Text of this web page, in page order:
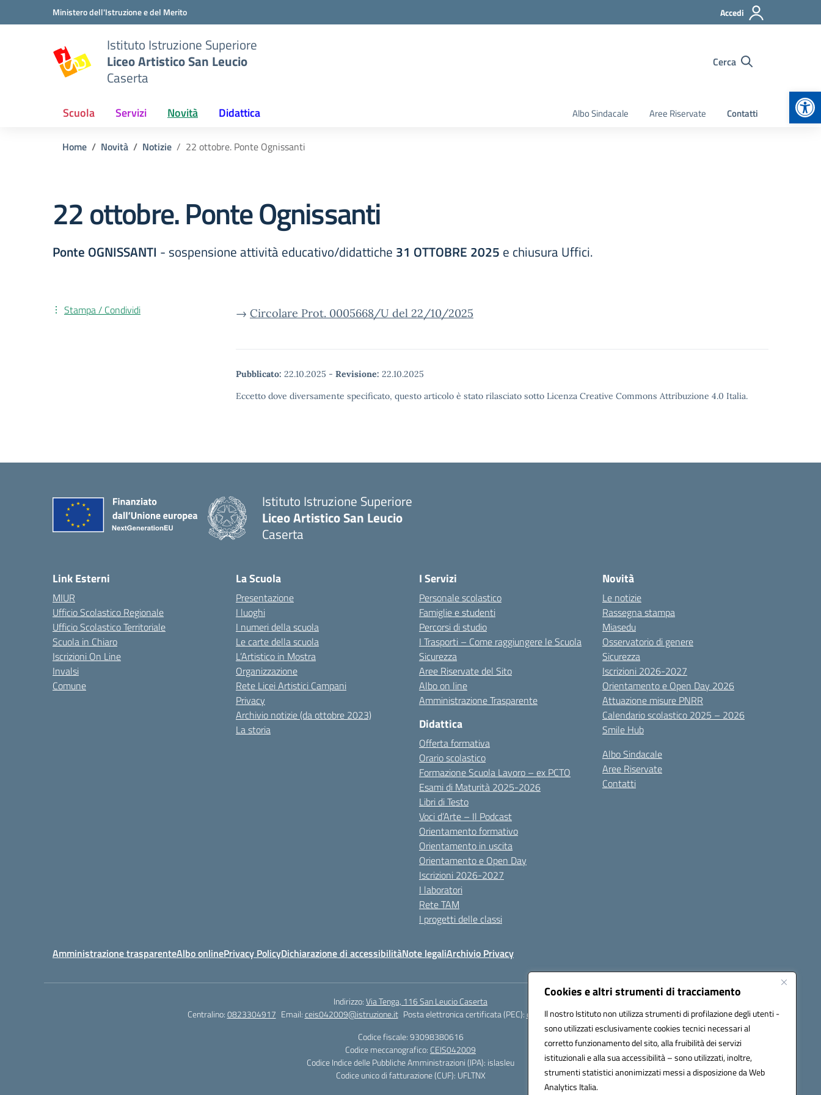
Cookies e altri strumenti di tracciamento
Il nostro Istituto non utilizza strumenti di profilazione degli utenti -
sono utilizzati esclusivamente cookies tecnici necessari al
corretto funzionamento del sito, alla fruibilità dei servizi
istituzionali e alla sua accessibilità – sono utilizzati, inoltre,
strumenti statistici anonimizzati messi a disposizione da Web
Analytics Italia.
Vai ai contenuti
Vai al menu di navigazioneMinistero dell'Istruzione e del Merito Accedi
Istituto Istruzione Superiore
Liceo Artistico San Leucio
Caserta
Cerca
Scuola Servizi Novità Didattica Albo Sindacale Aree Riservate Contatti
Home Novità Notizie 22 ottobre. Ponte Ognissanti
22 ottobre. Ponte Ognissanti
Ponte OGNISSANTI - sospensione attività educativo/didattiche 31 OTTOBRE 2025 e chiusura Uffici.
→ Circolare Prot. 0005668/U del 22/10/2025
Pubblicato: 22.10.2025 - Revisione: 22.10.2025
Eccetto dove diversamente specificato, questo articolo è stato rilasciato sotto Licenza Creative Commons Attribuzione 4.0 Italia.
Stampa / Condividi
Istituto Istruzione Superiore
Liceo Artistico San Leucio
Caserta
Link Esterni
MIUR
Ufficio Scolastico Regionale
Ufficio Scolastico Territoriale
Scuola in Chiaro
Iscrizioni On Line
Invalsi
Comune
La Scuola
Presentazione
I luoghi
I numeri della scuola
Le carte della scuola
L’Artistico in Mostra
Organizzazione
Rete Licei Artistici Campani
Privacy
Archivio notizie (da ottobre 2023)
La storia
I Servizi
Personale scolastico
Famiglie e studenti
Percorsi di studio
I Trasporti – Come raggiungere le Scuola
Sicurezza
Aree Riservate del Sito
Albo on line
Amministrazione Trasparente
Didattica
Offerta formativa
Orario scolastico
Formazione Scuola Lavoro – ex PCTO
Esami di Maturità 2025-2026
Libri di Testo
Voci d’Arte – Il Podcast
Orientamento formativo
Orientamento in uscita
Orientamento e Open Day
Iscrizioni 2026-2027
I laboratori
Rete TAM
I progetti delle classi
Novità
Le notizie
Rassegna stampa
Miasedu
Osservatorio di genere
Sicurezza
Iscrizioni 2026-2027
Orientamento e Open Day 2026
Attuazione misure PNRR
Calendario scolastico 2025 – 2026
Smile Hub
Albo Sindacale
Aree Riservate
Contatti
Amministrazione trasparenteAlbo onlinePrivacy PolicyDichiarazione di accessibilitàNote legaliArchivio Privacy
Indirizzo:Via Tenga, 116 San Leucio Caserta
Centralino:0823304917 Email:ceis042009@istruzione.it Posta elettronica certificata (PEC):ceis042009@pec.istruzione.it
Codice fiscale: 93098380616
Codice meccanografico: CEIS042009
Codice Indice delle Pubbliche Amministrazioni (IPA): islasleu
Codice unico di fatturazione (CUF): UFLTNX